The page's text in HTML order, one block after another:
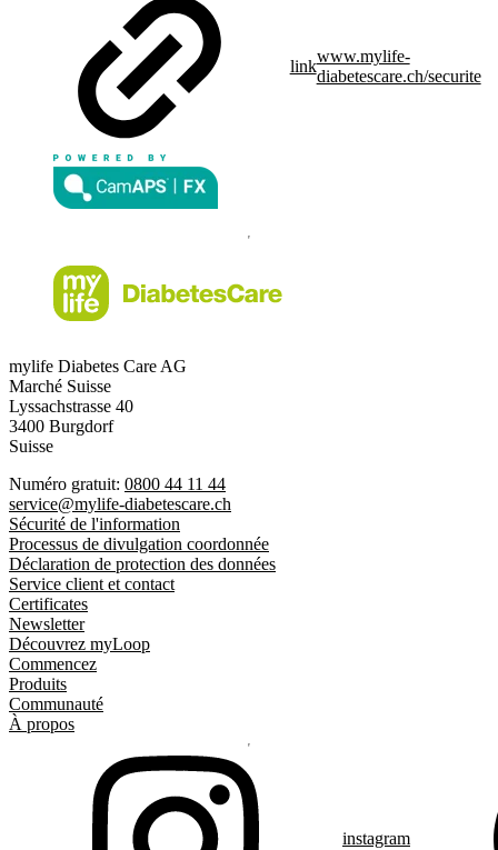
link
www.mylife-
diabetescare.ch/securite
mylife Diabetes Care AG
Marché Suisse
Lyssachstrasse 40
3400 Burgdorf
Suisse
Numéro gratuit: 0800 44 11 44
service@mylife-diabetescare.ch
Sécurité de l'information
Processus de divulgation coordonnée
Déclaration de protection des données
Service client et contact
Certificates
Newsletter
Découvrez myLoop
Commencez
Produits
Communauté
À propos
instagram